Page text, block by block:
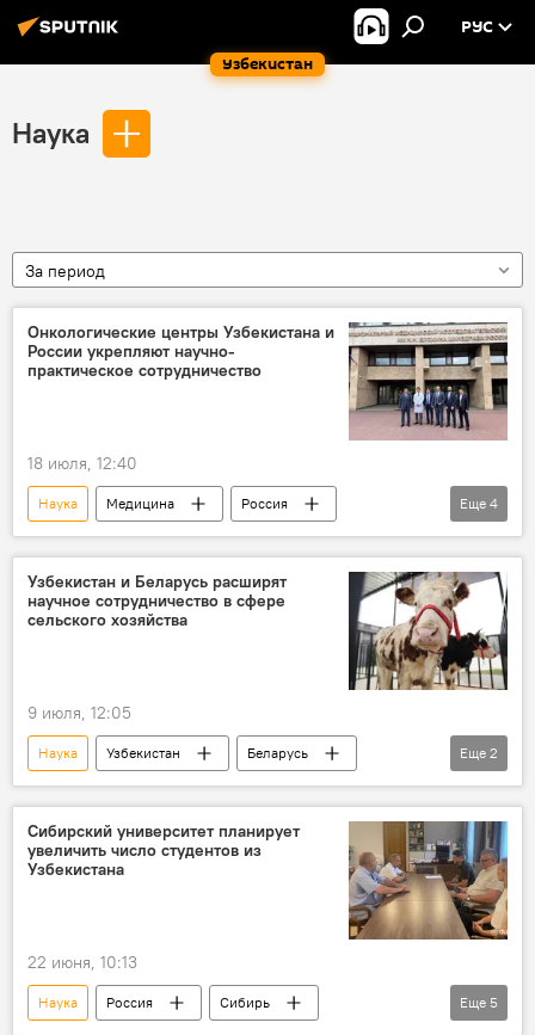
Узбекистан
РУС
Наука
За период
Онкологические центры Узбекистана и
России укрепляют научно-
практическое сотрудничество
18 июля, 12:40
Наука Медицина
Россия
Узбекистан
онкология
сотрудничество
здравоохранение
Еще 4
Узбекистан и Беларусь расширят
научное сотрудничество в сфере
сельского хозяйства
9 июля, 12:05
Наука Узбекистан
Беларусь
Сельское хозяйство
Встреча
Еще 2
Сибирский университет планирует
увеличить число студентов из
Узбекистана
22 июня, 10:13
Наука Россия
Сибирь
Еще 5